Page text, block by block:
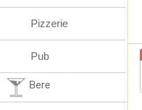
Pizzerie
Pub
Bere